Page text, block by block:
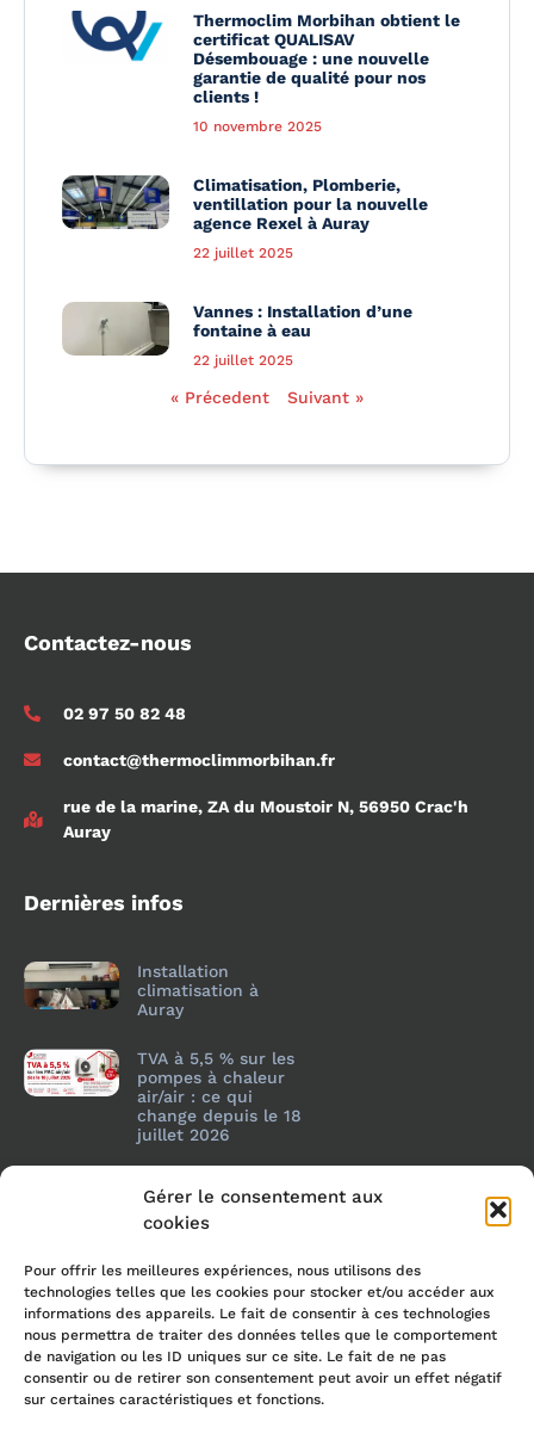
Gérer le consentement aux
cookies
Pour offrir les meilleures expériences, nous utilisons des
technologies telles que les cookies pour stocker et/ou accéder aux
informations des appareils. Le fait de consentir à ces technologies
nous permettra de traiter des données telles que le comportement
de navigation ou les ID uniques sur ce site. Le fait de ne pas
consentir ou de retirer son consentement peut avoir un effet négatif
sur certaines caractéristiques et fonctions.
Thermoclim Morbihan obtient le
certificat QUALISAV
Désembouage : une nouvelle
garantie de qualité pour nos
clients !
10 novembre 2025
Climatisation, Plomberie,
ventillation pour la nouvelle
agence Rexel à Auray
22 juillet 2025
Vannes : Installation d’une
fontaine à eau
22 juillet 2025
« Précedent Suivant »
Contactez-nous
02 97 50 82 48
contact@thermoclimmorbihan.fr
rue de la marine, ZA du Moustoir N, 56950 Crac'h
Auray
Dernières infos
Installation
climatisation à
Auray
TVA à 5,5 % sur les
pompes à chaleur
air/air : ce qui
change depuis le 18
juillet 2026